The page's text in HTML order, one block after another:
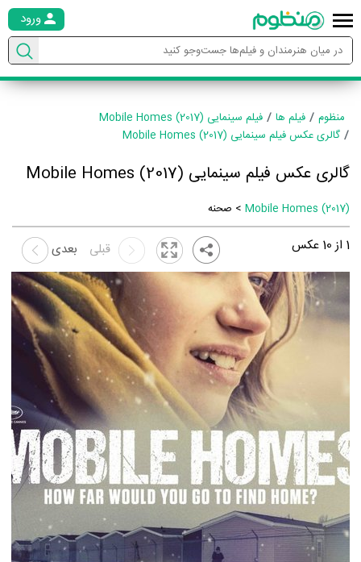
ورود
منظوم فیلم ها
فیلم سینمایی Mobile Homes (2017)
گالری عکس فیلم سینمایی Mobile Homes (2017)
گالری عکس فیلم سینمایی Mobile Homes (2017)
Mobile Homes (2017) > صحنه
1 از10 عکس بعدی قبلی